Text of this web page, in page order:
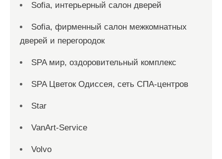
Sofia, интерьерный салон дверей
Sofia, фирменный салон межкомнатных
дверей и перегородок
SPA мир, оздоровительный комплекс
SPA Цветок Одиссея, сеть СПА-центров
Star
VanArt-Service
Volvo